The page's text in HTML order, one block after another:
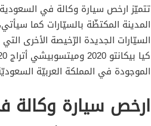
تتميّز ارخص سيارة وكالة في
المدينة المكتظّة بالسيّارات كما
الموجودة في المملكة العربيّة
ارخص سيارة وكالة